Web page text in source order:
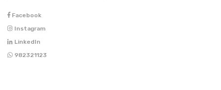
Facebook
Instagram
LinkedIn
982321123